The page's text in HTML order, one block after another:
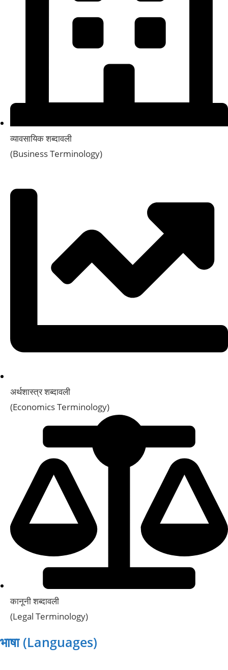
व्यावसायिक शब्दावली
(Business Terminology)
अर्थशास्त्र शब्दावली
(Economics Terminology)
कानूनी शब्दावली
(Legal Terminology)
भाषा (Languages)